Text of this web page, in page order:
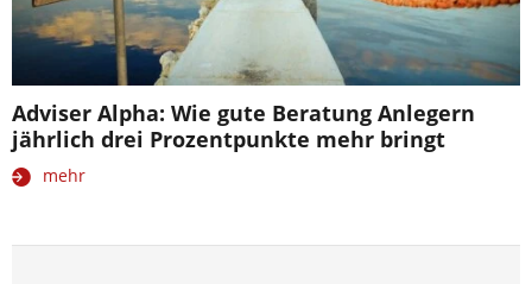
Adviser Alpha: Wie gute Beratung Anlegern
jährlich drei Prozentpunkte mehr bringt
mehr